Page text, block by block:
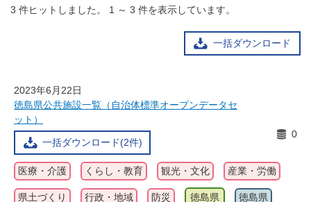
3 件ヒットしました。 1 ～ 3 件を表示しています。
一括ダウンロード
2023年6月22日
徳島県公共施設一覧（自治体標準オープンデータセ
ット）
一括ダウンロード(2件)
0
医療・介護 くらし・教育 観光・文化 産業・労働
県土づくり 行政・地域 防災 徳島県 徳島県